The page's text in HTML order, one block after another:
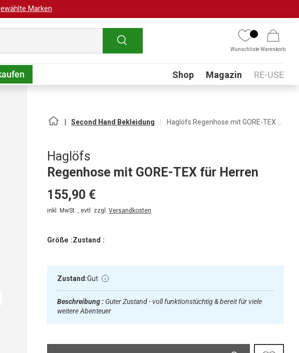
Marken
Suchen
WunschlisteWarenkorb
Submenu
Shop Magazin RE-USE
Second Hand Bekleidung
Haglöfs
Regenhose mit GORE-TEX für Herren
155,90 €
inkl. MwSt. , evtl. zzgl.Versandkosten
Größe :Zustand :
Zustand:Gut
Beschreibung : Guter Zustand - voll funktionstüchtig & bereit für viele
weitere Abenteuer